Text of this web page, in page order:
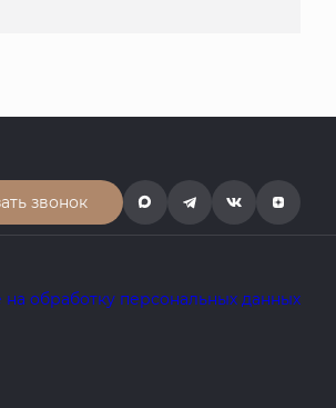
звонок
на обработку персональных данных